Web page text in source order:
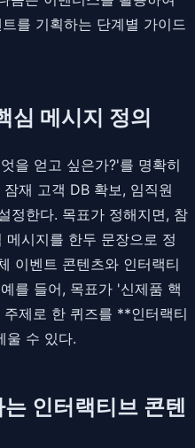
를 기획하는 단계별 가이드
심 메시지 정의
을 얻고 싶은가?'를 명확히
재 고객 DB 확보, 임직원
정한다. 목표가 정해지면, 참
시지를 한두 문장으로 정
이벤트 콘텐츠와 인터랙티
를 들어, 목표가 '신제품 핵
제로 한 퀴즈를 **인터랙티
울 수 있다.
인터랙티브 콘텐